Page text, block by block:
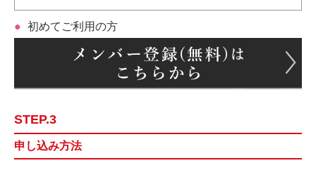
初めてご利用の方
STEP.3
申し込み方法